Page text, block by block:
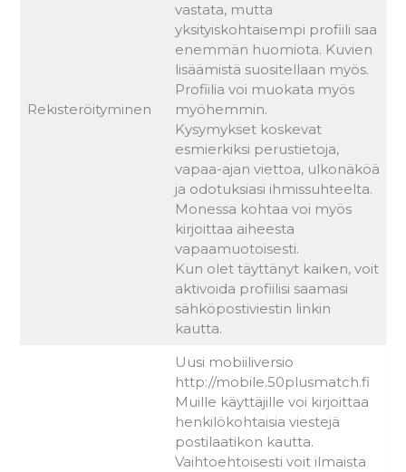
Rekisteröityminen
vastata, mutta
yksityiskohtaisempi profiili saa
enemmän huomiota. Kuvien
lisäämistä suositellaan myös.
Profiilia voi muokata myös
myöhemmin.
Kysymykset koskevat
esmierkiksi perustietoja,
vapaa-ajan viettoa, ulkonäköä
ja odotuksiasi ihmissuhteelta.
Monessa kohtaa voi myös
kirjoittaa aiheesta
vapaamuotoisesti.
Kun olet täyttänyt kaiken, voit
aktivoida profiilisi saamasi
sähköpostiviestin linkin
kautta.
Uusi mobiiliversio
http://mobile.50plusmatch.fi
Muille käyttäjille voi kirjoittaa
henkilökohtaisia viestejä
postilaatikon kautta.
Vaihtoehtoisesti voit ilmaista